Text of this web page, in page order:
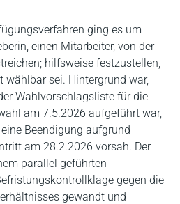
ging es um
einen Mitarbeiter, von der
hilfsweise festzustellen,
wählbar sei. Hintergrund war,
Wahlvorschlagsliste für die
am 7.5.2026 aufgeführt war,
Beendigung aufgrund
am 28.2.2026 vorsah. Der
parallel geführten
gegen die
gewandt und